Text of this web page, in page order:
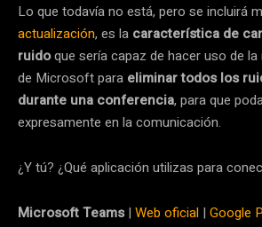
Lo que todavía no está, pero se incluirá
actualización, es la característica de
ruidoque sería capaz de hacer uso de la
de Microsoft para eliminar todos los
durante una conferencia, para que
expresamente en la comunicación.
¿Y tú? ¿Qué aplicación utilizas para
Microsoft Teams| Web oficial | Google